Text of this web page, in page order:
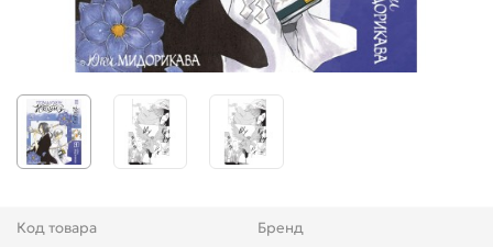
Код товара Бренд